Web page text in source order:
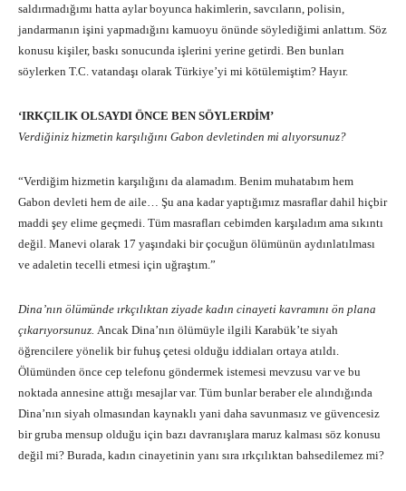
saldırmadığımı hatta aylar boyunca hakimlerin, savcıların, polisin,
jandarmanın işini yapmadığını kamuoyu önünde söylediğimi anlattım. Söz
konusu kişiler, baskı sonucunda işlerini yerine getirdi. Ben bunları
söylerken T.C. vatandaşı olarak Türkiye’yi mi kötülemiştim? Hayır.
‘IRKÇILIK OLSAYDI ÖNCE BEN SÖYLERDİM’
Verdiğiniz hizmetin karşılığını Gabon devletinden mi alıyorsunuz?
“Verdiğim hizmetin karşılığını da alamadım. Benim muhatabım hem
Gabon devleti hem de aile… Şu ana kadar yaptığımız masraflar dahil hiçbir
maddi şey elime geçmedi. Tüm masrafları cebimden karşıladım ama sıkıntı
değil. Manevi olarak 17 yaşındaki bir çocuğun ölümünün aydınlatılması
ve adaletin tecelli etmesi için uğraştım.”
Dina’nın ölümünde ırkçılıktan ziyade kadın cinayeti kavramını ön plana
çıkarıyorsunuz. Ancak Dina’nın ölümüyle ilgili Karabük’te siyah
öğrencilere yönelik bir fuhuş çetesi olduğu iddiaları ortaya atıldı.
Ölümünden önce cep telefonu göndermek istemesi mevzusu var ve bu
noktada annesine attığı mesajlar var. Tüm bunlar beraber ele alındığında
Dina’nın siyah olmasından kaynaklı yani daha savunmasız ve güvencesiz
bir gruba mensup olduğu için bazı davranışlara maruz kalması söz konusu
değil mi? Burada, kadın cinayetinin yanı sıra ırkçılıktan bahsedilemez mi?